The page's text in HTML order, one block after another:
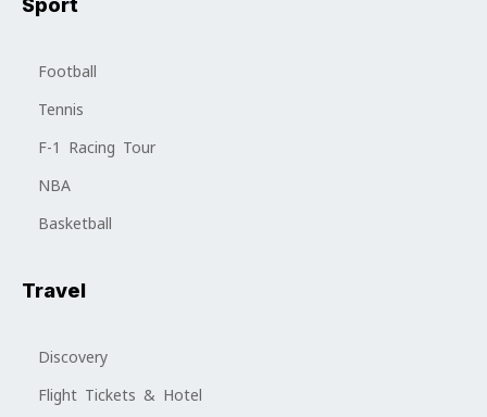
Sport
Football
Tennis
F-1 Racing Tour
NBA
Basketball
Travel
Discovery
Flight Tickets & Hotel